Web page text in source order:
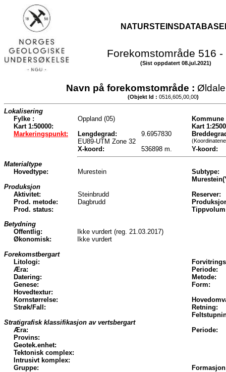
Forekomstområde 516 -
(Sist oppdatert 08.jul.2021)
Navn på forekomstområde :
(Objekt Id : 0516,605,00,00)
Lokalisering
Fylke :
Oppland (05)
Kommune
Kart 1:50000:
Kart
Markeringspunkt:
Lengdegrad: 9.6957830
EU89-UTM Zone 32
X-koord: 536898 m.
Y-koord:
Materialtype
Hovedtype:
Murestein
Subtype:
Produksjon
Aktivitet:
Steinbrudd
Reserver:
Prod. metode:
Dagbrudd
Prod. status:
Betydning
Offentlig:
Ikke vurdert (reg. 21.03.2017)
Økonomisk:
Ikke vurdert
Forekomstbergart
Litologi:
Æra:
Periode:
Datering:
Metode:
Genese:
Form:
Hovedtextur:
Kornstørrelse:
Strøk/Fall:
Retning:
Stratigrafisk klassifikasjon av vertsbergart
Æra:
Periode:
Provins:
Geotek.enhet:
Tektonisk complex:
Intrusivt komplex:
Gruppe: